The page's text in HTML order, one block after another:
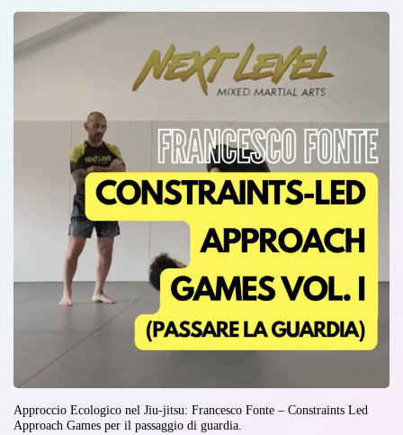
Approccio Ecologico nel Jiu-jitsu: Francesco Fonte – Constraints Led
Approach Games per il passaggio di guardia.